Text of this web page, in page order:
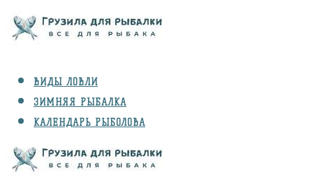
ВИДЫ ЛОВЛИ
ЗИМНЯЯ РЫБАЛКА
КАЛЕНДАРЬ РЫБОЛОВА
СНАРЯЖЕНИЕ